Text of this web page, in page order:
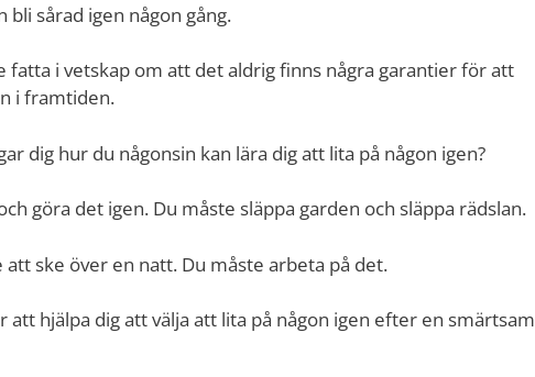
bli sårad igen någon gång.
i vetskap om att det aldrig finns några garantier för att
i framtiden.
dig hur du någonsin kan lära dig att lita på någon igen?
göra det igen. Du måste släppa garden och släppa rädslan.
ske över en natt. Du måste arbeta på det.
att hjälpa dig att välja att lita på någon igen efter en smärtsam